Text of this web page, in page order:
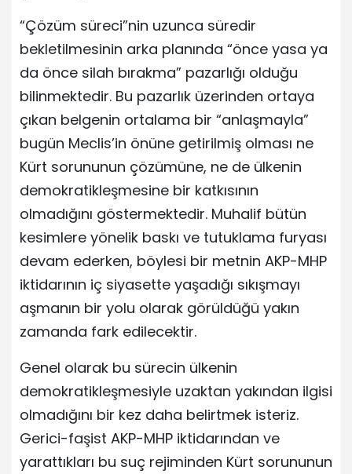
“Çözüm süreci”nin uzunca süredir
bekletilmesinin arka planında “önce yasa ya
da önce silah bırakma” pazarlığı olduğu
bilinmektedir. Bu pazarlık üzerinden ortaya
çıkan belgenin ortalama bir “anlaşmayla”
bugün Meclis’in önüne getirilmiş olması ne
Kürt sorununun çözümüne, ne de ülkenin
demokratikleşmesine bir katkısının
olmadığını göstermektedir. Muhalif bütün
kesimlere yönelik baskı ve tutuklama furyası
devam ederken, böylesi bir metnin AKP-MHP
iktidarının iç siyasette yaşadığı sıkışmayı
aşmanın bir yolu olarak görüldüğü yakın
zamanda fark edilecektir.
Genel olarak bu sürecin ülkenin
demokratikleşmesiyle uzaktan yakından ilgisi
olmadığını bir kez daha belirtmek isteriz.
Gerici-faşist AKP-MHP iktidarından ve
yarattıkları bu suç rejiminden Kürt sorununun